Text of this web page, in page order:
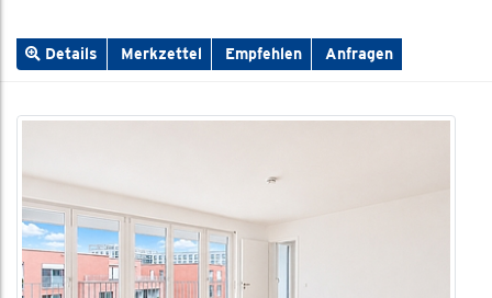
Details Merkzettel Empfehlen Anfragen